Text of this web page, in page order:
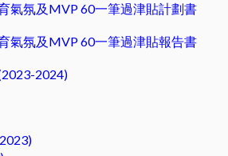
氣氛及MVP 60一筆過津貼計劃書
氣氛及MVP 60一筆過津貼報告書
2024)